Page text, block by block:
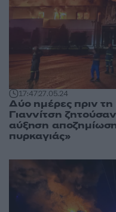
17:4727.05.24
Δύο ημέρες πριν
Γιαννίτση
αύξηση
πυρκαγιάς»